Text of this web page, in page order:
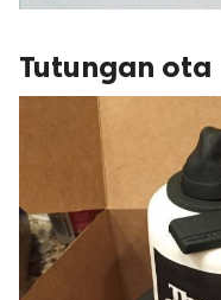
Tutungan ota